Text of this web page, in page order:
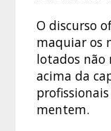
O discurso
maquiar os
lotados não
acima da
mentem.